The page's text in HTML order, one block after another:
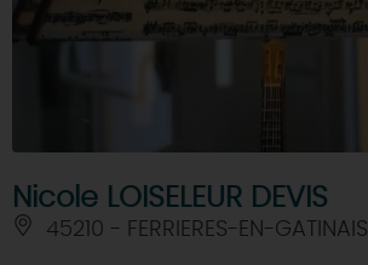
Nicole LOISELEUR DEVIS
45210 - FERRIERES-EN-GATINAIS